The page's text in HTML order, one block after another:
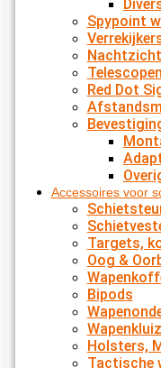
Spypoint
Telescopen
Red Dot
Accessoires voor
Targets,
Oog &
Bipods
Holsters,
Tactische